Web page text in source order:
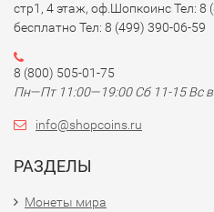
стр1, 4 этаж, оф.Шопкоинс Тел: 8
бесплатно Тел: 8 (499) 390-06-59
8 (800) 505-01-75
Пн—Пт 11:00—19:00 Сб 11-15 Вс
info@shopcoins.ru
РАЗДЕЛЫ
Монеты мира